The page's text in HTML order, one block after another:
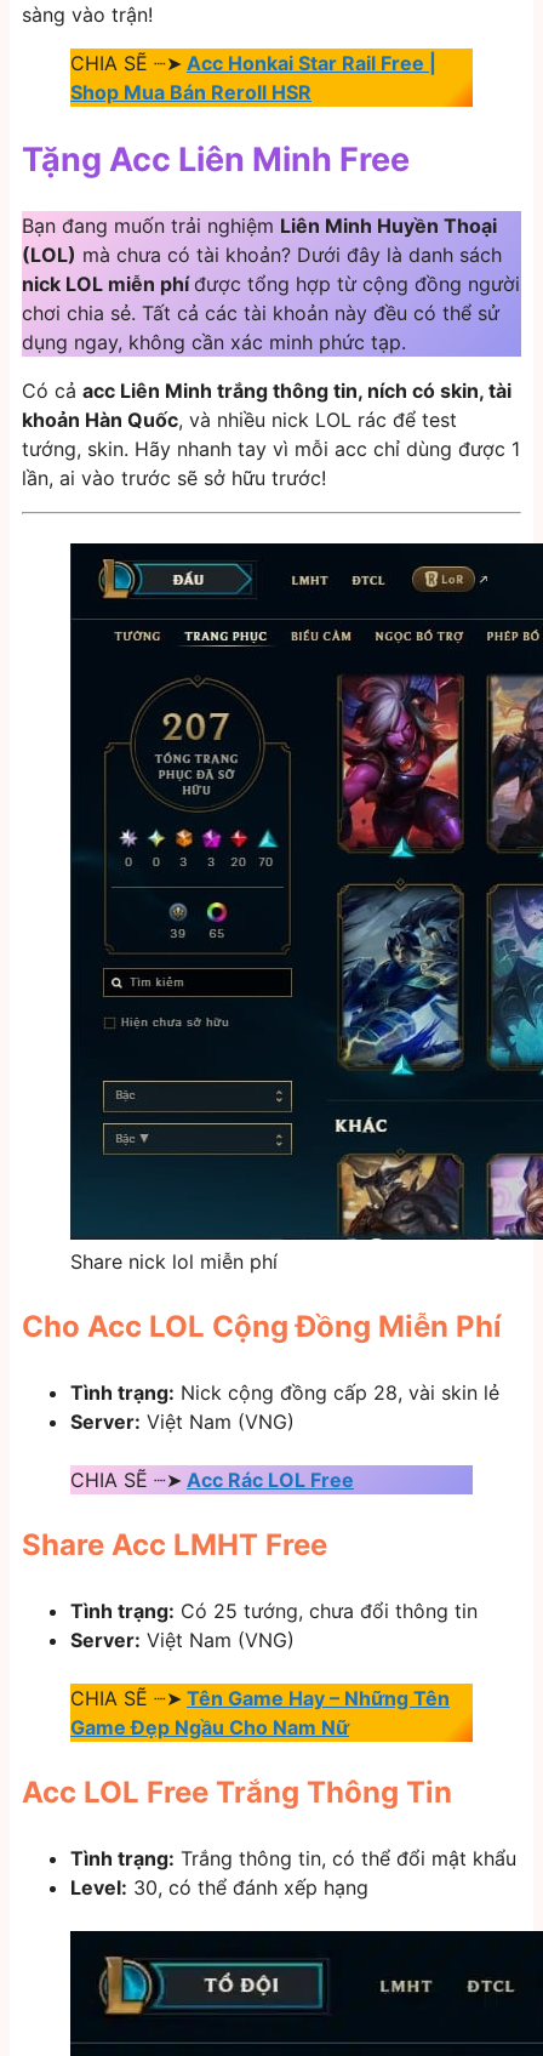
sàng vào trận!
CHIA SẼ ┈➤ Acc Honkai Star Rail Free |
Shop Mua Bán Reroll HSR
Tặng Acc Liên Minh Free
Bạn đang muốn trải nghiệm Liên Minh Huyền Thoại
(LOL) mà chưa có tài khoản? Dưới đây là danh sách
nick LOL miễn phíđược tổng hợp từ cộng đồng người
chơi chia sẻ. Tất cả các tài khoản này đều có thể sử
dụng ngay, không cần xác minh phức tạp.
Có cả acc Liên Minh trắng thông tin, ních có skin, tài
khoản Hàn Quốc, và nhiều nick LOL rác để test
tướng, skin. Hãy nhanh tay vì mỗi acc chỉ dùng được 1
lần, ai vào trước sẽ sở hữu trước!
Share nick lol miễn phí
Cho Acc LOL Cộng Đồng Miễn Phí
Tình trạng: Nick cộng đồng cấp 28, vài skin lẻ
Server: Việt Nam (VNG)
CHIA SẼ ┈➤ Acc Rác LOL Free
Share Acc LMHT Free
Tình trạng: Có 25 tướng, chưa đổi thông tin
Server: Việt Nam (VNG)
CHIA SẼ ┈➤ Tên Game Hay – Những Tên
Game Đẹp Ngầu Cho Nam Nữ
Acc LOL Free Trắng Thông Tin
Tình trạng: Trắng thông tin, có thể đổi mật khẩu
Level: 30, có thể đánh xếp hạng